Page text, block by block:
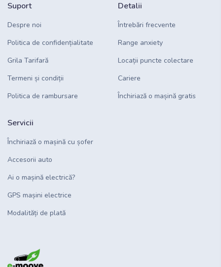
Suport
Despre noi
Politica de confidențialitate
Grila Tarifară
Termeni și condiții
Politica de rambursare
Detalii
Întrebări frecvente
Range anxiety
Locații puncte colectare
Cariere
Închiriază o mașină gratis
Servicii
Închiriază o mașină cu șofer
Accesorii auto
Ai o mașină electrică?
GPS mașini electrice
Modalități de plată